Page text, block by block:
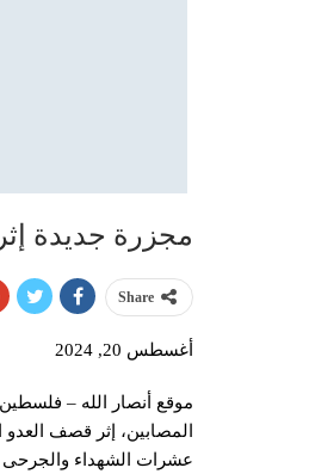
مجزرة جديدة
Share
أغسطس 20, 2024
المصابين، إثر قصف
عشرات الشهداء والجرحى